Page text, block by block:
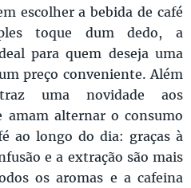
escolher a bebida de café
toque dum dedo, a
para quem deseja uma
preço conveniente. Além
uma novidade aos
amam alternar o consumo
ao longo do dia: graças à
e a extração são mais
os aromas e a cafeina